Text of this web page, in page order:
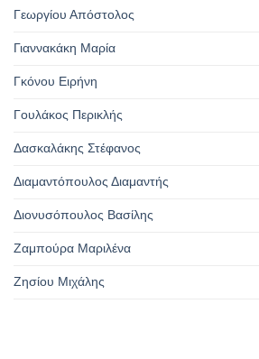
Γεωργίου Απόστολος
Γιαννακάκη Μαρία
Γκόνου Ειρήνη
Γουλάκος Περικλής
Δασκαλάκης Στέφανος
Διαμαντόπουλος Διαμαντής
Διονυσόπουλος Βασίλης
Ζαμπούρα Μαριλένα
Ζησίου Μιχάλης